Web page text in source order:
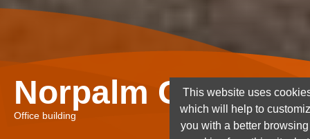
Norpalm Ghana
Office building
This website uses
which will help to
you with a better